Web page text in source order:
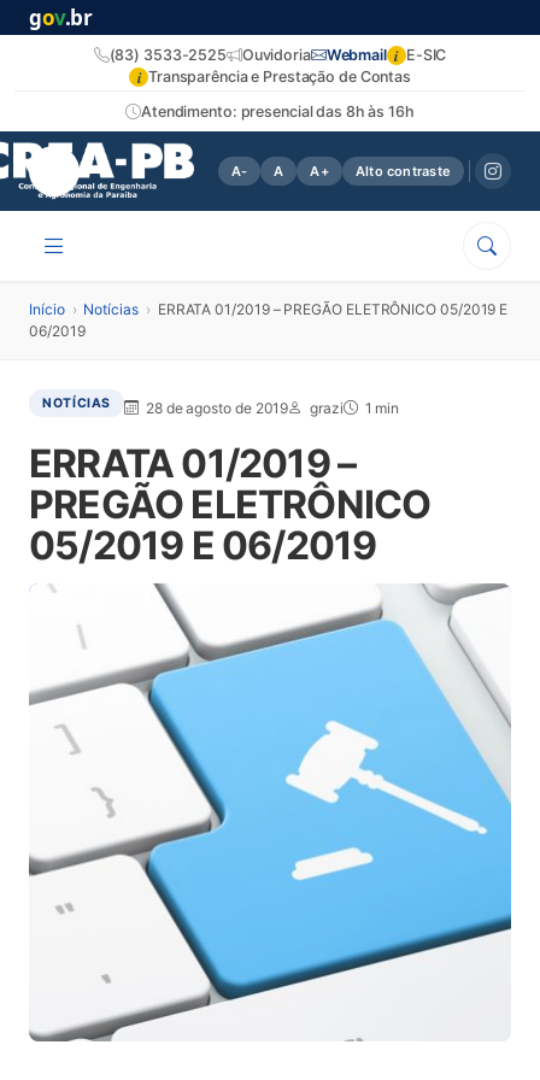
gov.br
Atendimento: presencial das 8h às 16h
(83) 3533-2525 Ouvidoria Webmail i E-SIC
i Transparência e Prestação de Contas
A- A A+ Alto contraste
Início › Notícias › ERRATA 01/2019 – PREGÃO ELETRÔNICO 05/2019 E
06/2019
NOTÍCIAS 28 de agosto de 2019 grazi 1 min
ERRATA 01/2019 –
PREGÃO ELETRÔNICO
05/2019 E 06/2019